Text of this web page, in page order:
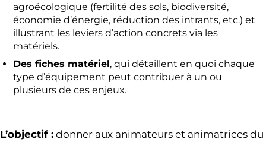
agroécologique (fertilité des sols, biodiversité,
économie d’énergie, réduction des intrants, etc.) et
illustrant les leviers d’action concrets via les
matériels.
Des fiches matériel, qui détaillent en quoi chaque
type d’équipement peut contribuer à un ou
plusieurs de ces enjeux.
L’objectif : donner aux animateurs et animatrices du